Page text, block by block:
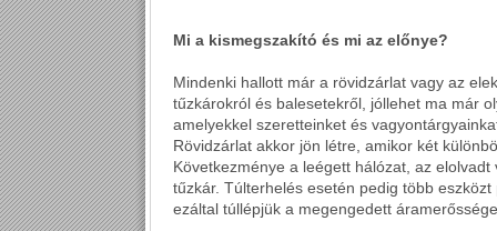
Mi a kismegszakító és mi az előnye?
Mindenki hallott már a rövidzárlat vagy az
tűzkárokról és balesetekről, jóllehet ma már
amelyekkel szeretteinket és
Rövidzárlat akkor jön létre, amikor két
Következménye a leégett hálózat, az
tűzkár. Túlterhelés esetén pedig több
ezáltal túllépjük a megengedett